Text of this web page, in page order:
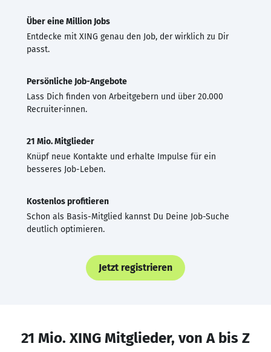
Über eine Million Jobs
Entdecke mit XING genau den Job, der wirklich zu Dir
passt.
Persönliche Job-Angebote
Lass Dich finden von Arbeitgebern und über 20.000
Recruiter·innen.
21 Mio. Mitglieder
Knüpf neue Kontakte und erhalte Impulse für ein
besseres Job-Leben.
Kostenlos profitieren
Schon als Basis-Mitglied kannst Du Deine Job-Suche
deutlich optimieren.
Jetzt registrieren
21 Mio. XING Mitglieder, von A bis Z